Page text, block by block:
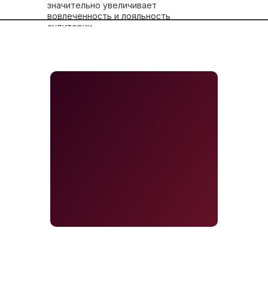
значительно увеличивает
вовлеченность и лояльность
аудитории.